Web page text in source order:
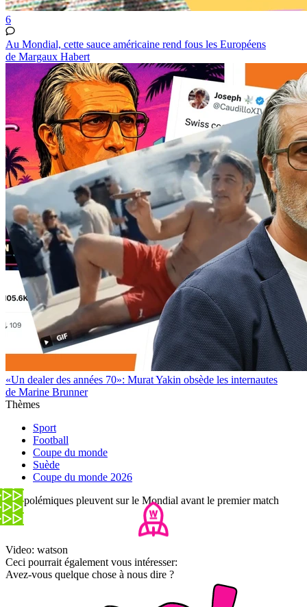
6
Au Mondial, cette sauce américaine rend fous les Européens
de Margaux Habert
«Un dealer des années 70»: Murat Yakin obsède les internautes
de Marine Brunner
Thèmes
Sport
Football
Coupe du monde
Suède
Coupe du monde 2026
Les polémiques pleuvent sur le Mondial avant le premier match
Video: watson
Ceci pourrait également vous intéresser:
Avez-vous quelque chose à nous dire ?